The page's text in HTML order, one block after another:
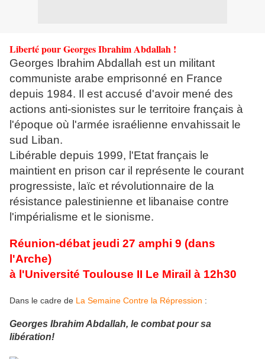
Liberté pour Georges Ibrahim Abdallah !
Georges Ibrahim Abdallah est un militant
communiste arabe emprisonné en France
depuis 1984. Il est accusé d'avoir mené des
actions anti-sionistes sur le territoire français à
l'époque où l'armée israélienne envahissait le
sud Liban.
Libérable depuis 1999, l'Etat français le
maintient en prison car il représente le courant
progressiste, laïc et révolutionnaire de la
résistance palestinienne et libanaise contre
l'impérialisme et le sionisme.
Réunion-débat jeudi 27 amphi 9 (dans
l'Arche)
à l'Université Toulouse II Le Mirail à 12h30
Dans le cadre de La Semaine Contre la Répression :
Georges Ibrahim Abdallah, le combat pour sa
libération!